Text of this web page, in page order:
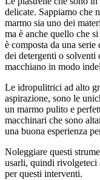
delicate. Sappiamo che
marmo sia uno dei
ma è anche quello che
è composta da una
dei detergenti o solventi
macchiano in modo
Le idropulitrici ad alto
aspirazione, sono le
un marmo pulito e
macchinari che sono
una buona esperienza
Noleggiare questi
usarli, quindi rivolgeteci
per questi interventi.